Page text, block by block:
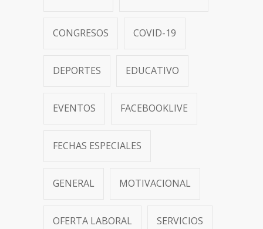
CONGRESOS COVID-19
DEPORTES EDUCATIVO
EVENTOS FACEBOOKLIVE
FECHAS ESPECIALES
GENERAL MOTIVACIONAL
OFERTA LABORAL SERVICIOS